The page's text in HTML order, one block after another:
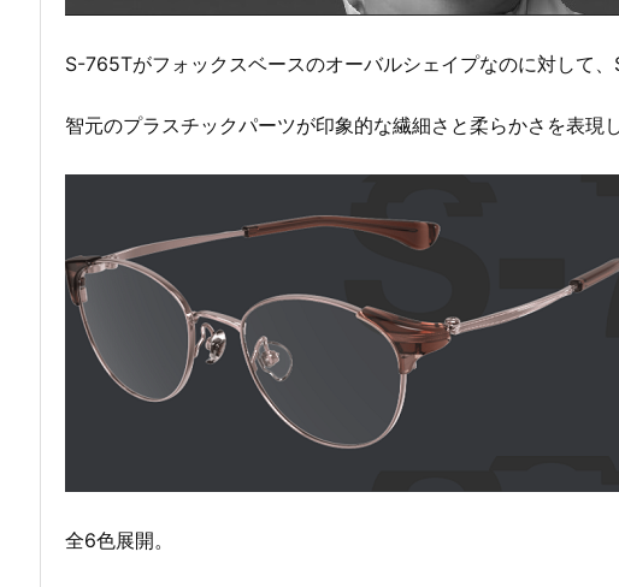
S-765Tがフォックスベースのオーバルシェイプなのに対して
智元のプラスチックパーツが印象的な繊細さと柔らかさを表現
全6色展開。